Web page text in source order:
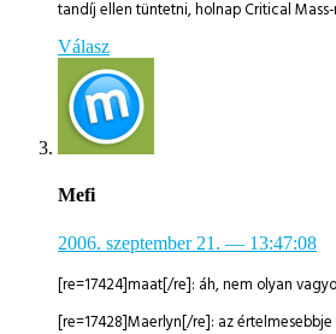
tandíj ellen tüntetni, holnap Critical
Válasz
Mefi
2006. szeptember 21. — 13:47:08
[re=17424]maat[/re]: áh, nem olyan
[re=17428]Maerlyn[/re]: az